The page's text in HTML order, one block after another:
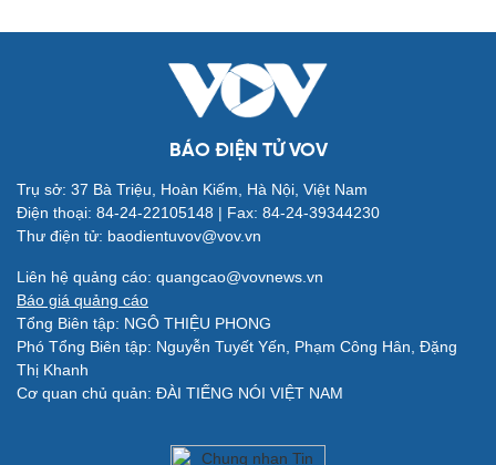
Văn hóa
Sân khấu - Điện ảnh
Âm nhạc
Giải trí
Nghệ sĩ
Thời trang
Du lịch
Săn Tour
BÁO ĐIỆN TỬ VOV
Trụ sở: 37 Bà Triệu, Hoàn Kiếm, Hà Nội, Việt Nam
Điện thoại: 84-24-22105148 | Fax: 84-24-39344230
Thư điện tử: baodientuvov@vov.vn
Liên hệ quảng cáo: quangcao@vovnews.vn
Báo giá quảng cáo
Tổng Biên tập: NGÔ THIỆU PHONG
Phó Tổng Biên tập: Nguyễn Tuyết Yến, Phạm Công Hân, Đặng
Thị Khanh
Cơ quan chủ quản: ĐÀI TIẾNG NÓI VIỆT NAM